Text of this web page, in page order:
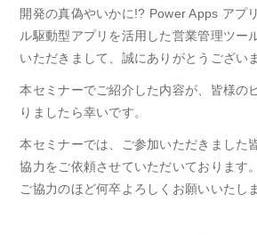
開発の真偽やいかに!? Power Apps アプ
ル駆動型アプリを活用した営業管理ツー
いただきまして、誠にありがとうござい
本セミナーでご紹介した内容が、皆様の
りましたら幸いです。
本セミナーでは、ご参加いただきました
協力をご依頼させていただいております。
ご協力のほど何卒よろしくお願いいたし